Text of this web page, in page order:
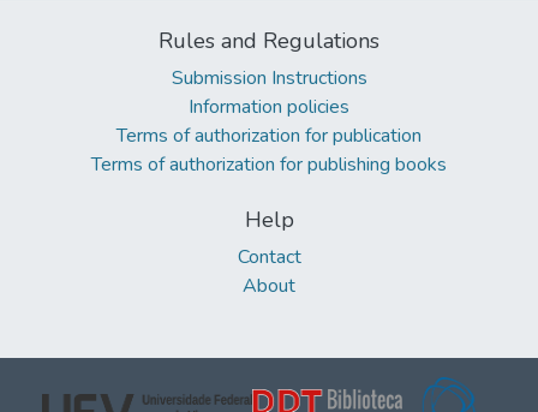
Rules and Regulations
Submission Instructions
Information policies
Terms of authorization for publication
Terms of authorization for publishing books
Help
Contact
About